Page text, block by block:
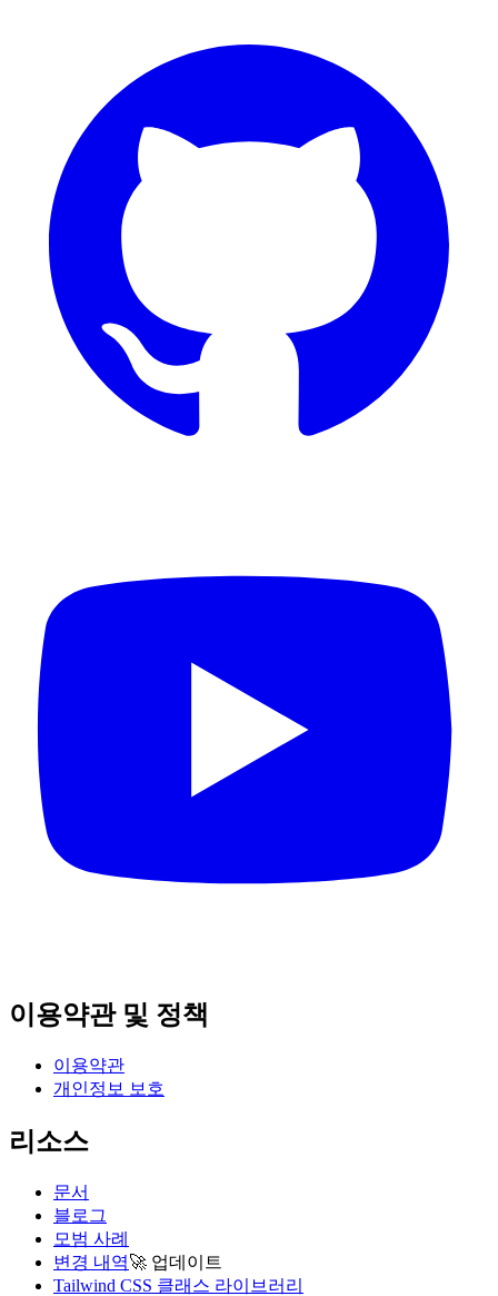
이용약관 및 정책
이용약관
개인정보 보호
리소스
문서
블로그
모범 사례
변경 내역🚀 업데이트
Tailwind CSS 클래스 라이브러리